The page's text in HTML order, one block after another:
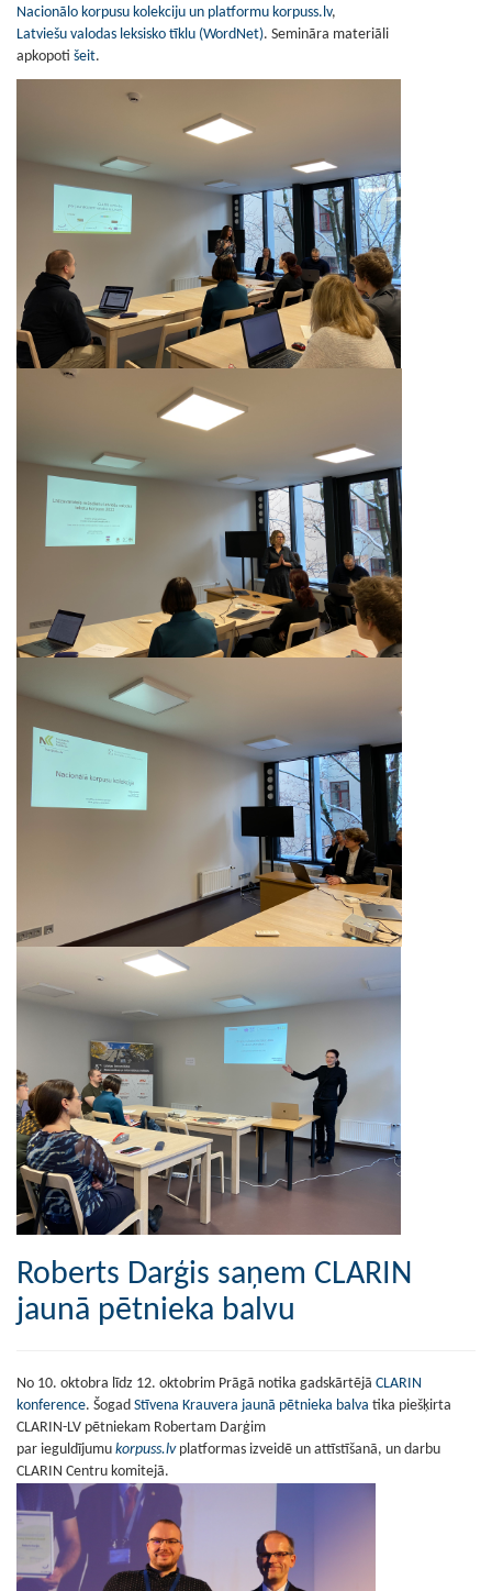
Nacionālo korpusu kolekciju un platformu korpuss.lv,
Latviešu valodas leksisko tīklu (WordNet). Semināra materiāli
apkopoti šeit.
Roberts Darģis saņem CLARIN
jaunā pētnieka balvu
No 10. oktobra līdz 12. oktobrim Prāgā notika gadskārtējā CLARIN
konference. Šogad Stīvena Krauvera jaunā pētnieka balva tika piešķirta
CLARIN-LV pētniekam Robertam Darģim
par ieguldījumu korpuss.lvplatformas izveidē un attīstīšanā, un darbu
CLARIN Centru komitejā.